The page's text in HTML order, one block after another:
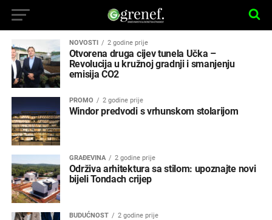
NOVOSTI 2 godine prije
Otvorena druga cijev tunela Učka –
Revolucija u kružnoj gradnji i smanjenju
emisija CO2
PROMO 2 godine prije
Windor predvodi s vrhunskom stolarijom
GRAĐEVINA 2 godine prije
Održiva arhitektura sa stilom: upoznajte novi
bijeli Tondach crijep
BUDUĆNOST 2 godine prije